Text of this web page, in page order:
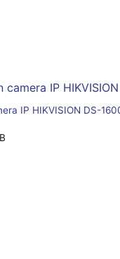
IP HIKVISION DS-